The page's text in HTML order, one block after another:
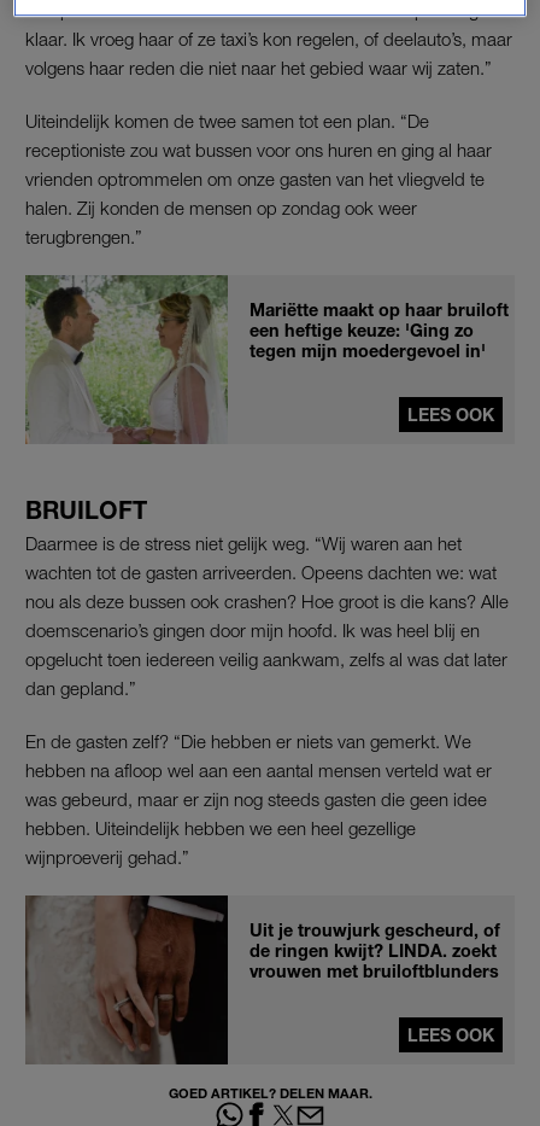
klaar. Ik vroeg haar of ze taxi’s kon regelen, of deelauto’s, maar
volgens haar reden die niet naar het gebied waar wij zaten.”
Uiteindelijk komen de twee samen tot een plan. “De
receptioniste zou wat bussen voor ons huren en ging al haar
vrienden optrommelen om onze gasten van het vliegveld te
halen. Zij konden de mensen op zondag ook weer
terugbrengen.”
Mariëtte maakt op haar bruiloft
een heftige keuze: 'Ging zo
tegen mijn moedergevoel in'
LEES OOK
BRUILOFT
Daarmee is de stress niet gelijk weg. “Wij waren aan het
wachten tot de gasten arriveerden. Opeens dachten we: wat
nou als deze bussen ook crashen? Hoe groot is die kans? Alle
doemscenario’s gingen door mijn hoofd. Ik was heel blij en
opgelucht toen iedereen veilig aankwam, zelfs al was dat later
dan gepland.”
En de gasten zelf? “Die hebben er niets van gemerkt. We
hebben na afloop wel aan een aantal mensen verteld wat er
was gebeurd, maar er zijn nog steeds gasten die geen idee
hebben. Uiteindelijk hebben we een heel gezellige
wijnproeverij gehad.”
Uit je trouwjurk gescheurd, of
de ringen kwijt? LINDA. zoekt
vrouwen met bruiloftblunders
LEES OOK
GOED ARTIKEL? DELEN MAAR.